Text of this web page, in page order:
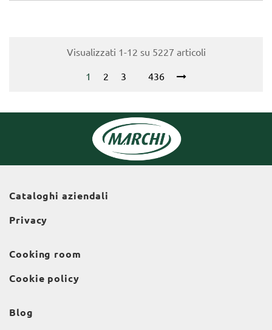
Visualizzati 1-12 su 5227 articoli
1 2 3 436
Cataloghi aziendali
Privacy
Cooking room
Cookie policy
Blog